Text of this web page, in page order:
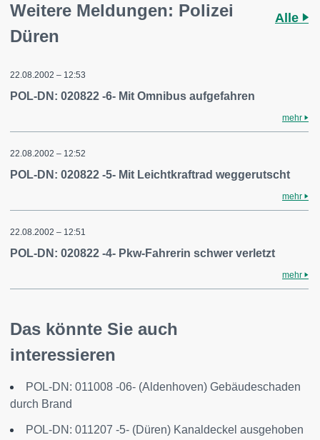
Weitere Meldungen: Polizei
Düren
Alle
22.08.2002 – 12:53
POL-DN: 020822 -6- Mit Omnibus aufgefahren
mehr
22.08.2002 – 12:52
POL-DN: 020822 -5- Mit Leichtkraftrad weggerutscht
mehr
22.08.2002 – 12:51
POL-DN: 020822 -4- Pkw-Fahrerin schwer verletzt
mehr
Das könnte Sie auch
interessieren
POL-DN: 011008 -06- (Aldenhoven) Gebäudeschaden
durch Brand
POL-DN: 011207 -5- (Düren) Kanaldeckel ausgehoben